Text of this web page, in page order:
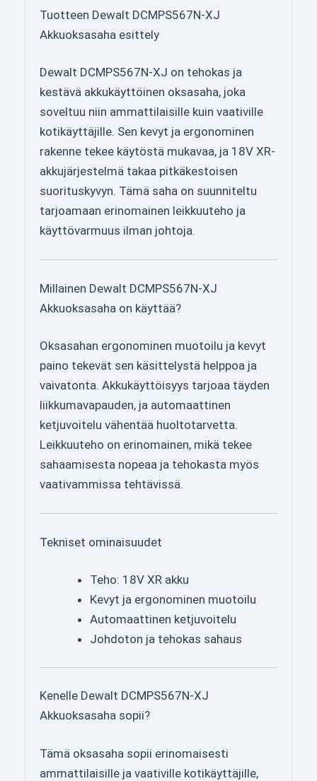
Tuotteen Dewalt DCMPS567N-XJ
Akkuoksasaha esittely
Dewalt DCMPS567N-XJ on tehokas ja
kestävä akkukäyttöinen oksasaha, joka
soveltuu niin ammattilaisille kuin vaativille
kotikäyttäjille. Sen kevyt ja ergonominen
rakenne tekee käytöstä mukavaa, ja 18V XR-
akkujärjestelmä takaa pitkäkestoisen
suorituskyvyn. Tämä saha on suunniteltu
tarjoamaan erinomainen leikkuuteho ja
käyttövarmuus ilman johtoja.
Millainen Dewalt DCMPS567N-XJ
Akkuoksasaha on käyttää?
Oksasahan ergonominen muotoilu ja kevyt
paino tekevät sen käsittelystä helppoa ja
vaivatonta. Akkukäyttöisyys tarjoaa täyden
liikkumavapauden, ja automaattinen
ketjuvoitelu vähentää huoltotarvetta.
Leikkuuteho on erinomainen, mikä tekee
sahaamisesta nopeaa ja tehokasta myös
vaativammissa tehtävissä.
Tekniset ominaisuudet
Teho: 18V XR akku
Kevyt ja ergonominen muotoilu
Automaattinen ketjuvoitelu
Johdoton ja tehokas sahaus
Kenelle Dewalt DCMPS567N-XJ
Akkuoksasaha sopii?
Tämä oksasaha sopii erinomaisesti
ammattilaisille ja vaativille kotikäyttäjille,